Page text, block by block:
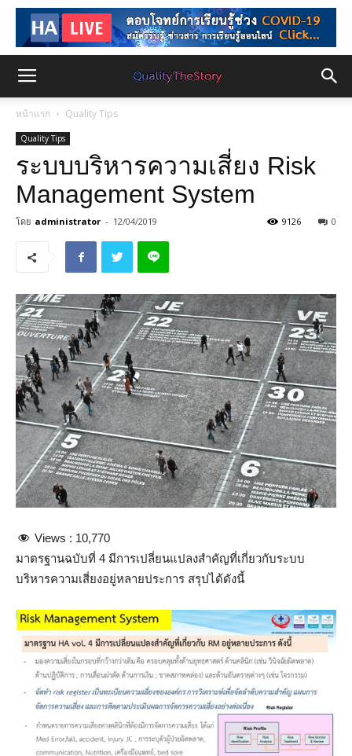
หน้าแรก Quality Tips
Quality Tips
ระบบบริหารความเสี่ยง Risk
Management System
โดย administrator - 12/04/2019 0
9126
Views : 10,770
มาตรฐานฉบับที่ 4 มีการเปลี่ยนแปลงสำคัญที่เกี่ยวกับระบบ
บริหารความเสี่ยงอยู่หลายประการ สรุปได้ดังนี้